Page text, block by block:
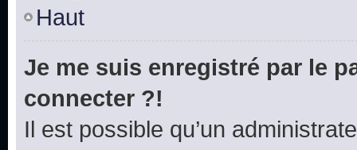
Haut
Je me suis enregistré par le
connecter ?!
Il est possible qu’un